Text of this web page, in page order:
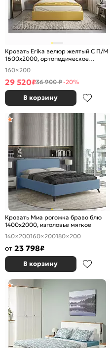
Кровать Erika велюр желтый С П/М
1600x2000, ортопедическое
основание, изголовье мягкое
160×200
29 520₽36 900 ₽-20%
В корзину
Кровать Миа рогожка браво блю
1400x2000, изголовье мягкое
140×200160×200180×200
от 23 798₽
В корзину